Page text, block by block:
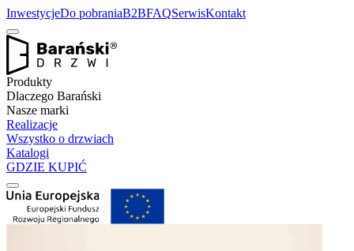
InwestycjeDo pobraniaB2BFAQSerwisKontakt
Produkty
Dlaczego Barański
Nasze marki
Realizacje
Wszystko o drzwiach
Katalogi
GDZIE KUPIĆ